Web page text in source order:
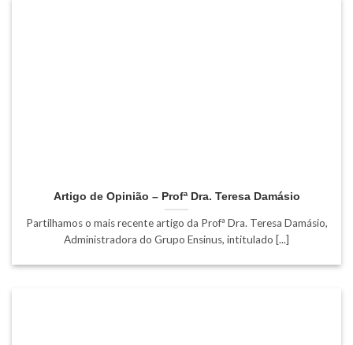
Artigo de Opinião – Profª Dra. Teresa Damásio
Partilhamos o mais recente artigo da Profª Dra. Teresa Damásio,
Administradora do Grupo Ensinus, intitulado [...]